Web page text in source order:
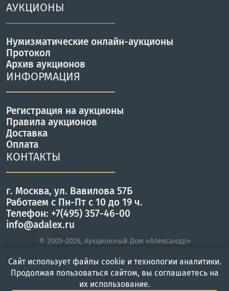
АУКЦИОНЫ
Нумизматические онлайн-аукционы
Протокол
Архив аукционов
ИНФОРМАЦИЯ
Регистрация на аукционы
Правила аукционов
Доставка
Оплата
КОНТАКТЫ
г. Москва, ул. Вавилова 57Б
Работаем с Пн-Пт с 10 до 19 ч.
Телефон: +7(495) 357-46-00
info@adalex.ru
© 2005–2026, Аукционный Дом «Александр»
Сайт использует файлы cookie и технологии аналитики.
Продолжая пользоваться сайтом, вы соглашаетесь на
их использование.
Главная Войти Меню